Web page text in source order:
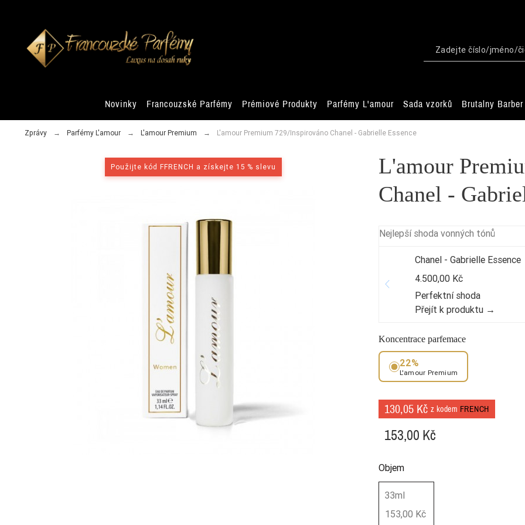
Novinky Francouzské Parfémy Prémiové Produkty Parfémy L'amour Sada vzorků Brutalny Barber
Zprávy Parfémy L'amour L'amour Premium L'amour Premium 729/Inspirováno Chanel - Gabrielle Essence
Použijte kód FFRENCH a získejte 15 % slevu
L'amour
Chanel -
Nejlepší shoda vonných tónů
Chanel - Gabrielle Essence
4.500,00 Kč
Perfektní shoda
Přejít k produktu →
Koncentrace parfemace
22%
L'amour Premium
130,05 Kč z kodem FRENCH
153,00 Kč
Objem
33ml
153,00 Kč